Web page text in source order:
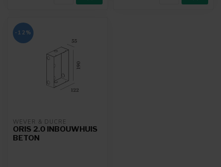
-12%
WEVER & DUCRÉ
ORIS 2.0 INBOUWHUIS
BETON